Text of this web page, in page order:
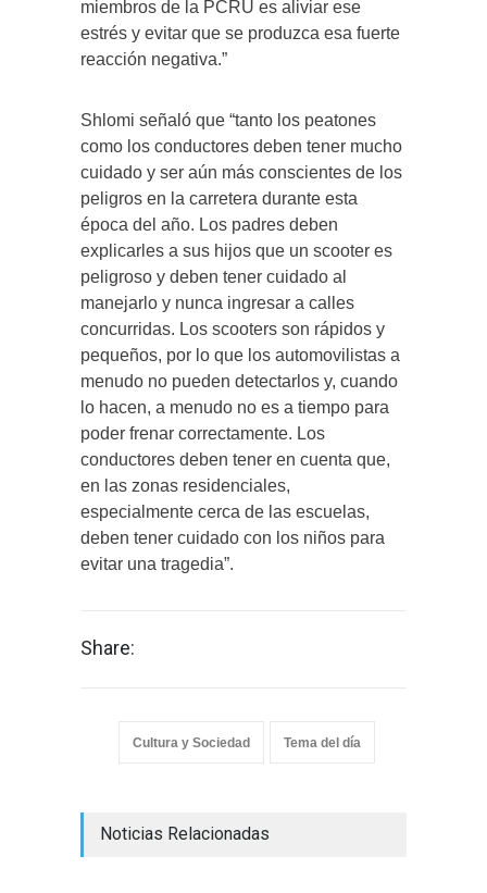
miembros de la PCRU es aliviar ese
estrés y evitar que se produzca esa fuerte
reacción negativa.”
Shlomi señaló que “tanto los peatones
como los conductores deben tener mucho
cuidado y ser aún más conscientes de los
peligros en la carretera durante esta
época del año. Los padres deben
explicarles a sus hijos que un scooter es
peligroso y deben tener cuidado al
manejarlo y nunca ingresar a calles
concurridas. Los scooters son rápidos y
pequeños, por lo que los automovilistas a
menudo no pueden detectarlos y, cuando
lo hacen, a menudo no es a tiempo para
poder frenar correctamente. Los
conductores deben tener en cuenta que,
en las zonas residenciales,
especialmente cerca de las escuelas,
deben tener cuidado con los niños para
evitar una tragedia”.
Share:
Cultura y Sociedad Tema del día
Noticias Relacionadas